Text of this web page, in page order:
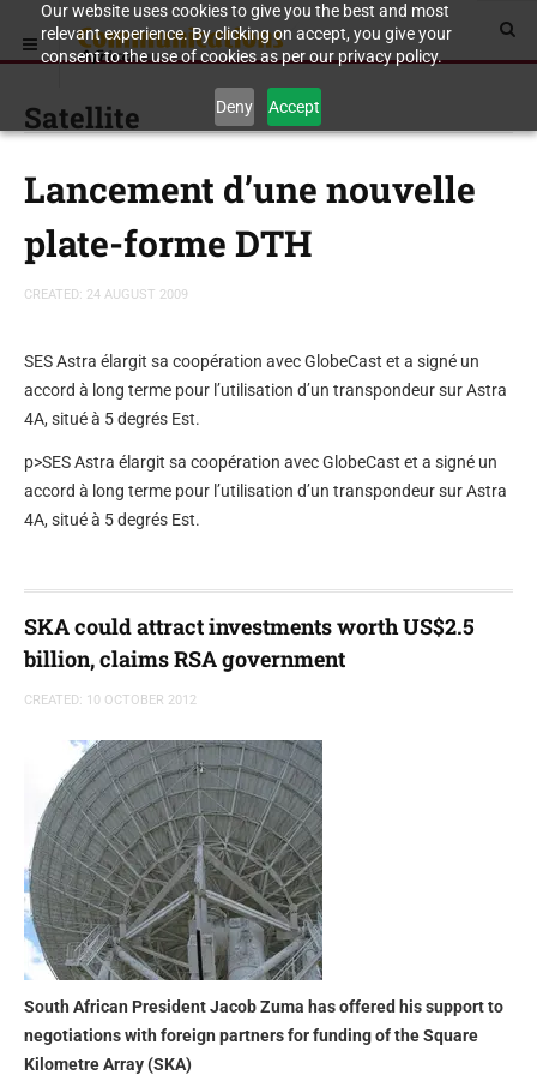
Our website uses cookies to give you the best and most
relevant experience. By clicking on accept, you give your
consent to the use of cookies as per our privacy policy.
Deny Accept
Satellite
Lancement d’une nouvelle
plate-forme DTH
CREATED: 24 AUGUST 2009
SES Astra élargit sa coopération avec GlobeCast et a signé un
accord à long terme pour l’utilisation d’un transpondeur sur Astra
4A, situé à 5 degrés Est.
p>SES Astra élargit sa coopération avec GlobeCast et a signé un
accord à long terme pour l’utilisation d’un transpondeur sur Astra
4A, situé à 5 degrés Est.
SKA could attract investments worth US$2.5
billion, claims RSA government
CREATED: 10 OCTOBER 2012
South African President Jacob Zuma has offered his support to
negotiations with foreign partners for funding of the Square
Kilometre Array (SKA)